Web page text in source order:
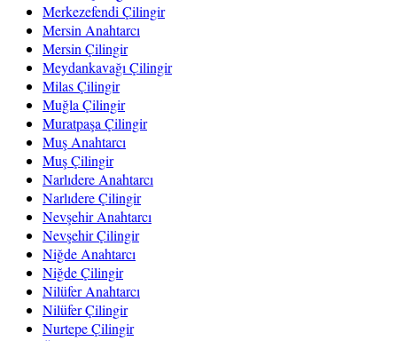
Merkezefendi Çilingir
Mersin Anahtarcı
Mersin Çilingir
Meydankavağı Çilingir
Milas Çilingir
Muğla Çilingir
Muratpaşa Çilingir
Muş Anahtarcı
Muş Çilingir
Narlıdere Anahtarcı
Narlıdere Çilingir
Nevşehir Anahtarcı
Nevşehir Çilingir
Niğde Anahtarcı
Niğde Çilingir
Nilüfer Anahtarcı
Nilüfer Çilingir
Nurtepe Çilingir